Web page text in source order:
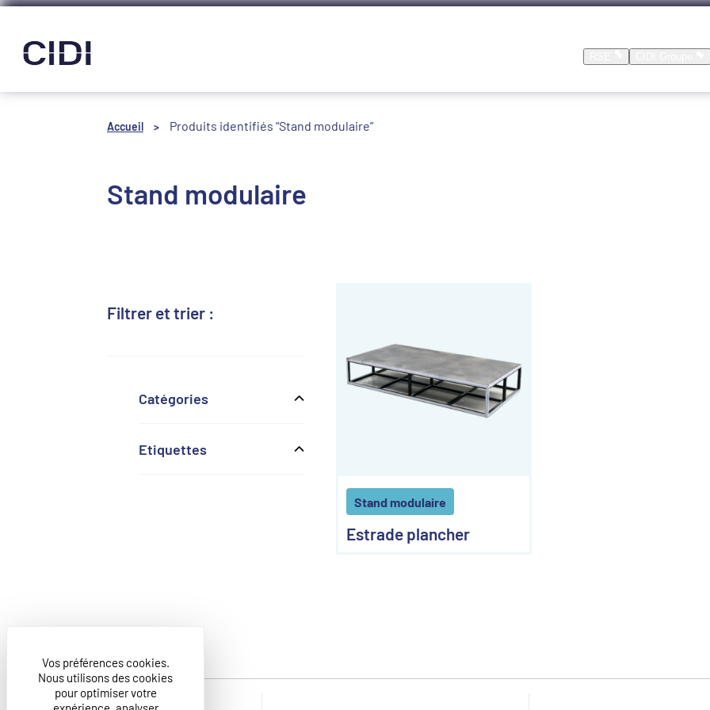
Panneau de gestion des cookies
Vos préférences cookies.
Nous utilisons des cookies
pour optimiser votre
Accueil > Produits identifiés “Stand modulaire”
Stand modulaire
Filtrer et trier :
Catégories
Etiquettes
Stand modulaire
Estrade plancher